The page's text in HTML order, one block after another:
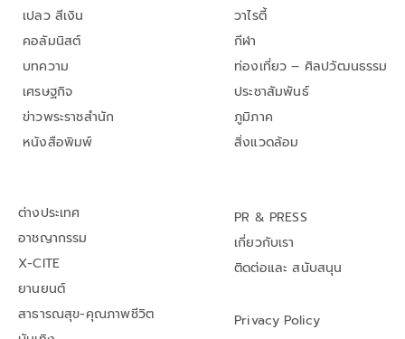
เปลว สีเงิน
คอลัมนิสต์
บทความ
เศรษฐกิจ
ข่าวพระราชสำนัก
หนังสือพิมพ์
วาไรตี้
กีฬา
ท่องเที่ยว – ศิลปวัฒนธรรม
ประชาสัมพันธ์
ภูมิภาค
สิ่งแวดล้อม
ต่างประเทศ
อาชญากรรม
X-CITE
ยานยนต์
สาธารณสุข-คุณภาพชีวิต
PR & PRESS
เกี่ยวกับเรา
ติดต่อและ สนับสนุน
Privacy Policy